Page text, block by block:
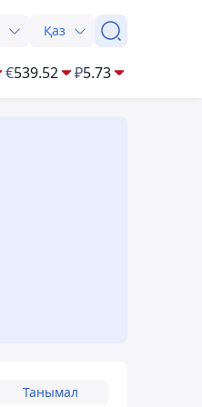
Қаз
€539.52 ₽5.73
Танымал